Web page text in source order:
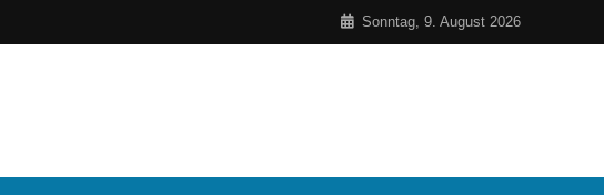
Sonntag, 9. August 2026